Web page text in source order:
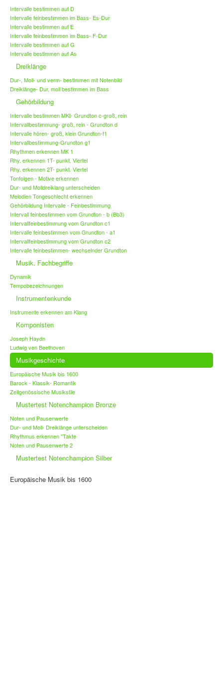
Intervalle bestimmen auf D
Intervalle feinbestimmen im Bass- Es-Dur
Intervalle bestimmen auf E
Intervalle feinbestimmen im Bass- F-Dur
Intervalle bestimmen auf G
Intervalle bestimmen auf As
Dreiklänge
Dur-, Moll- und verm- bestimmen mit Notenbild
Dreiklänge- Dur, moll bestimmen im Bass
Gehörbildung
Intervalle bestimmen MKI- Grundton c-groß, rein
Intervallbestimmung- groß, rein - Grundton d
Intervalle hören- groß, klein Grundton-f1
Intervallbestimmung-Grundton g1
Rhythmen erkennen MK 1
Rhy. erkennen 1T- punkt. Viertel
Rhy. erkennen 2T- punkt. Viertel
Tonfolgen - Motive erkennen
Dur- und Molldreiklang unterscheiden
Melodien Tongeschlecht erkennen
Gehörbildung Intervalle - Feinbestimmung
Intervall feinbestimmen vom Grundton - b (Bb3)
Intervallfeinbestimmung vom Grundton c1
Intervalle feinbestimmen vom Grundton - a1
Intervallfeinbestimmung vom Grundton c2
Intervalle feinbestimmen- wechselnder Grundton
Musik. Fachbegriffe
Dynamik
Tempobezeichnungen
Instrumentenkunde
Instrumente erkennen am Klang
Komponisten
Joseph Haydn
Ludwig ven Beethoven
Musikgeschichte
Europäische Musik bis 1600
Barock - Klassik- Romantik
Zeitgenössische Musikstile
Mustertest Notenchampion Bronze
Noten und Pausenwerte
Dur- und Moll- Dreiklänge unterscheiden
Rhythmus erkennen "Takte
Noten und Pausenwerte 2
Mustertest Notenchampion Silber
Europäische Musik bis 1600